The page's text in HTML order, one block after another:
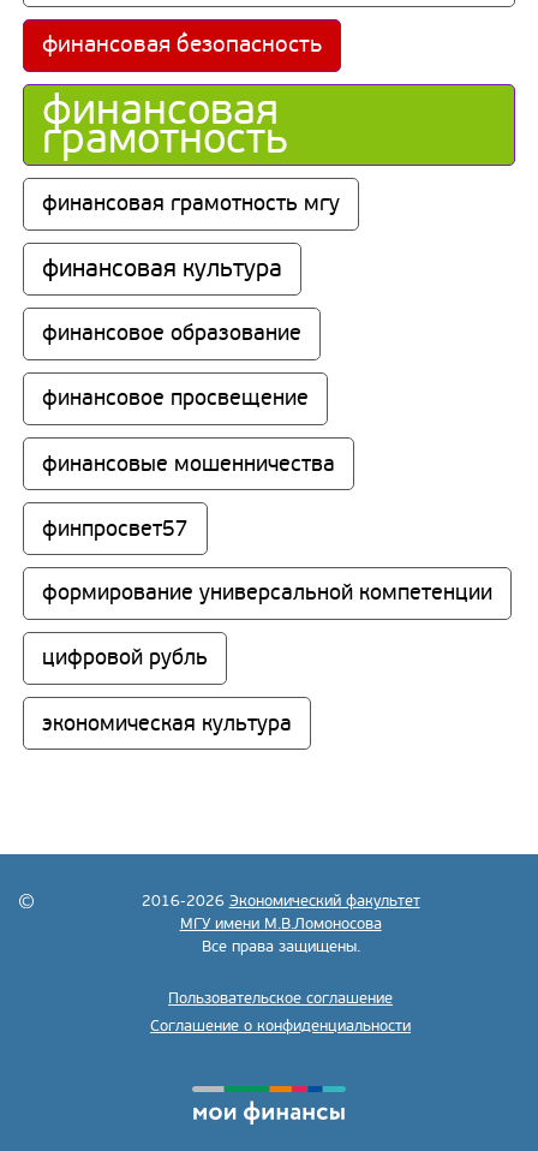
финансовая безопасность
финансовая
грамотность
финансовая грамотность мгу
финансовая культура
финансовое образование
финансовое просвещение
финансовые мошенничества
финпросвет57
формирование универсальной компетенции
цифровой рубль
экономическая культура
2016-2026 Экономический факультет
МГУ имени М.В.Ломоносова
Все права защищены.
Пользовательское соглашение
Соглашение о конфиденциальности